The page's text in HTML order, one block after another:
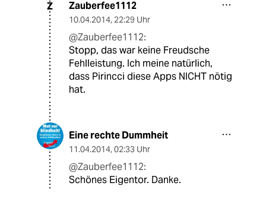
Z Zauberfee1112
10.04.2014, 22:29 Uhr
@Zauberfee1112:
Stopp, das war keine Freudsche
Fehlleistung. Ich meine natürlich,
dass Pirincci diese Apps NICHT nötig
hat.
Eine rechte Dummheit
11.04.2014, 02:33 Uhr
@Zauberfee1112:
Schönes Eigentor. Danke.